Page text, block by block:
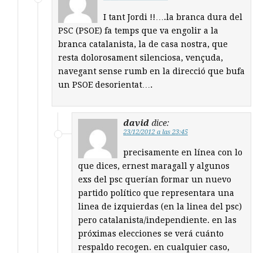
I tant Jordi !!….la branca dura del
PSC (PSOE) fa temps que va engolir a la
branca catalanista, la de casa nostra, que
resta dolorosament silenciosa, vençuda,
navegant sense rumb en la direcció que bufa
un PSOE desorientat….
david dice:
23/12/2012 a las 23:45
precisamente en línea con lo
que dices, ernest maragall y algunos
exs del psc querían formar un nuevo
partido político que representara una
linea de izquierdas (en la linea del psc)
pero catalanista/independiente. en las
próximas elecciones se verá cuánto
respaldo recogen. en cualquier caso,